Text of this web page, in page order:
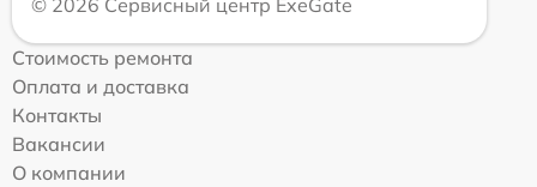
Стоимость ремонта
Оплата и доставка
Контакты
Вакансии
О компании